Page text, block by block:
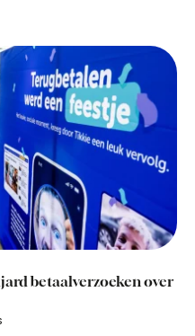
betaalverzoeken over